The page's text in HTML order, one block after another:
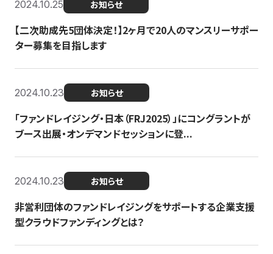
2024.10.25 お知らせ
【二次助成先5団体決定！】2ヶ月で20人のマンスリーサポー
ター募集を目指します
2024.10.23 お知らせ
「ファンドレイジング・日本（FRJ2025）」にコングラントが
ブース出展・オンデマンドセッションに登...
2024.10.23 お知らせ
非営利団体のファンドレイジングをサポートする企業支援
型クラウドファンディングとは？